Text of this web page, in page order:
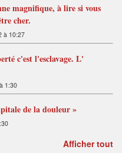
magnifique, à lire si vous
cher.
à 10:27
c'est l'esclavage. L'
1:30
de la douleur »
Afficher tout